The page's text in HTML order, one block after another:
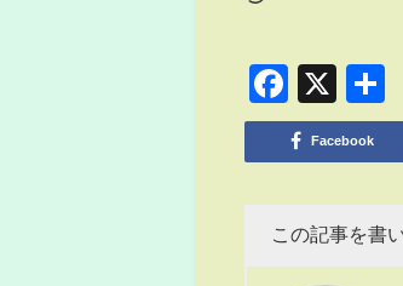
X
Facebook
この記事を書